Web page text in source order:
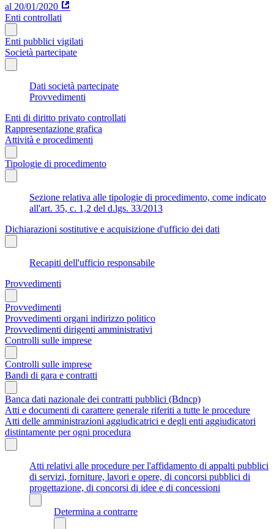
al 20/01/2020
Enti controllati
Enti pubblici vigilati
Società partecipate
Dati società partecipate
Provvedimenti
Enti di diritto privato controllati
Rappresentazione grafica
Attività e procedimenti
Tipologie di procedimento
Sezione relativa alle tipologie di procedimento, come indicato
all'art. 35, c. 1,2 del d.lgs. 33/2013
Dichiarazioni sostitutive e acquisizione d'ufficio dei dati
Recapiti dell'ufficio responsabile
Provvedimenti
Provvedimenti
Provvedimenti organi indirizzo politico
Provvedimenti dirigenti amministrativi
Controlli sulle imprese
Controlli sulle imprese
Bandi di gara e contratti
Banca dati nazionale dei contratti pubblici (Bdncp)
Atti e documenti di carattere generale riferiti a tutte le procedure
Atti delle amministrazioni aggiudicatrici e degli enti aggiudicatori
distintamente per ogni procedura
Atti relativi alle procedure per l'affidamento di appalti pubblici
di servizi, forniture, lavori e opere, di concorsi pubblici di
progettazione, di concorsi di idee e di concessioni
Determina a contrarre